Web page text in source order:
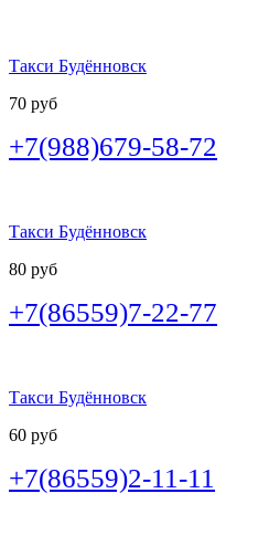
Такси Будённовск
70 руб
+7(988)679-58-72
Такси Будённовск
80 руб
+7(86559)7-22-77
Такси Будённовск
60 руб
+7(86559)2-11-11